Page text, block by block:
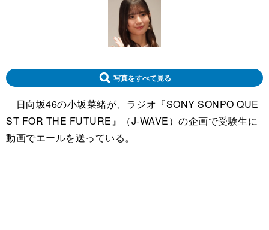
写真をすべて見る
日向坂46の小坂菜緒が、ラジオ『SONY SONPO QUE
ST FOR THE FUTURE』（J-WAVE）の企画で受験生に
動画でエールを送っている。